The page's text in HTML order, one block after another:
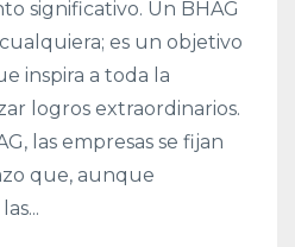
significativo. Un BHAG
es un objetivo
inspira a toda la
logros extraordinarios.
las empresas se fijan
que, aunque